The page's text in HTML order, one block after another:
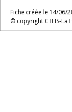
Fiche créée le 14/06/
© copyright CTHS-La